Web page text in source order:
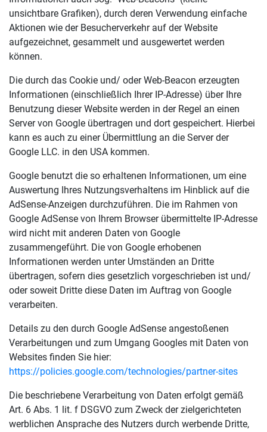
unsichtbare Grafiken), durch deren Verwendung einfache
Aktionen wie der Besucherverkehr auf der Website
aufgezeichnet, gesammelt und ausgewertet werden
können.
Die durch das Cookie und/ oder Web-Beacon erzeugten
Informationen (einschließlich Ihrer IP-Adresse) über Ihre
Benutzung dieser Website werden in der Regel an einen
Server von Google übertragen und dort gespeichert. Hierbei
kann es auch zu einer Übermittlung an die Server der
Google LLC. in den USA kommen.
Google benutzt die so erhaltenen Informationen, um eine
Auswertung Ihres Nutzungsverhaltens im Hinblick auf die
AdSense-Anzeigen durchzuführen. Die im Rahmen von
Google AdSense von Ihrem Browser übermittelte IP-Adresse
wird nicht mit anderen Daten von Google
zusammengeführt. Die von Google erhobenen
Informationen werden unter Umständen an Dritte
übertragen, sofern dies gesetzlich vorgeschrieben ist und/
oder soweit Dritte diese Daten im Auftrag von Google
verarbeiten.
Details zu den durch Google AdSense angestoßenen
Verarbeitungen und zum Umgang Googles mit Daten von
Websites finden Sie hier:
https://policies.google.com/technologies/partner-sites
Die beschriebene Verarbeitung von Daten erfolgt gemäß
Art. 6 Abs. 1 lit. f DSGVO zum Zweck der zielgerichteten
werblichen Ansprache des Nutzers durch werbende Dritte,